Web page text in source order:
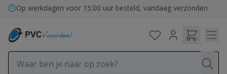
Ga naar de inhoud
Op werkdagen voor 15:00 uur besteld, vandaag verzonden